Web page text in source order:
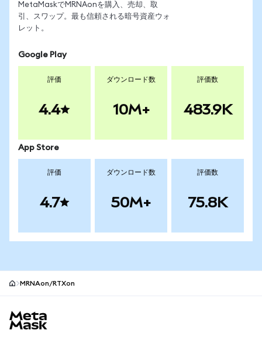
MetaMaskでMRNAonを購入、売却、取
引、スワップ。最も信頼される暗号資産ウォ
レット。
Google Play
評価
4.4
ダウンロード数
10M+
評価数
483.9K
App Store
評価
4.7
ダウンロード数
50M+
評価数
75.8K
MRNAon/RTXon